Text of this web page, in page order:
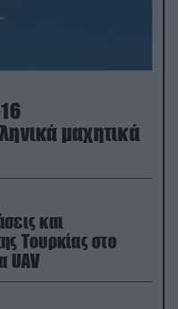
μαχητικά
και
Τουρκίας στο
UAV